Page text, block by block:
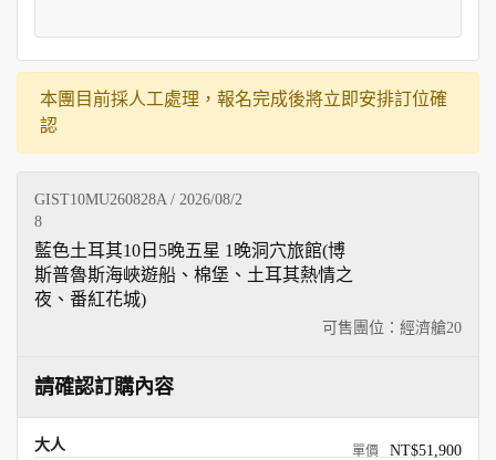
本團目前採人工處理，報名完成後將立即安排訂位確
認
GIST10MU260828A / 2026/08/2
8
可售團位：經濟艙20
藍色土耳其10日5晚五星 1晚洞穴旅館(博
斯普魯斯海峽遊船、棉堡、土耳其熱情之
夜、番紅花城)
請確認訂購內容
大人 NT$51,900